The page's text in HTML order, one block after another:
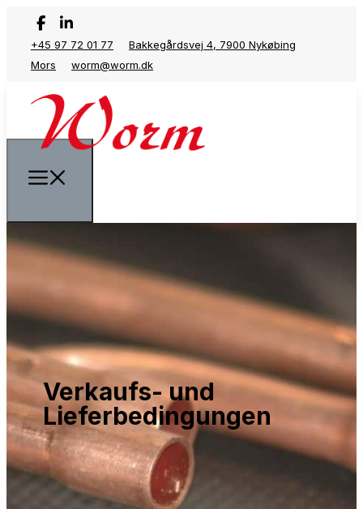
+45 97 72 01 77
Bakkegårdsvej 4, 7900 Nykøbing
Mors
worm@worm.dk
Verkaufs- und
Lieferbedingungen